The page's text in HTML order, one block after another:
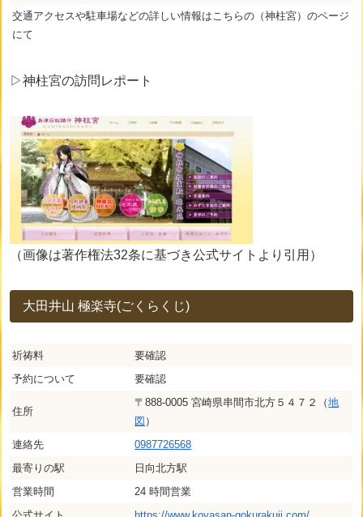
交通アクセスや駐車場などの詳しい情報はこちらの（神柱宮）のページ
にて
▷神柱宮の訪問レポート
（画像は著作権法32条に基づき公式サイトより引用）
大田井山 極楽寺(ごくらくじ)
祈祷料
要確認
予約について
要確認
住所
〒888-0005 宮崎県串間市北方５４７２（地
図 ）
連絡先
0987726568
最寄りの駅
日向北方駅
営業時間
24 時間営業